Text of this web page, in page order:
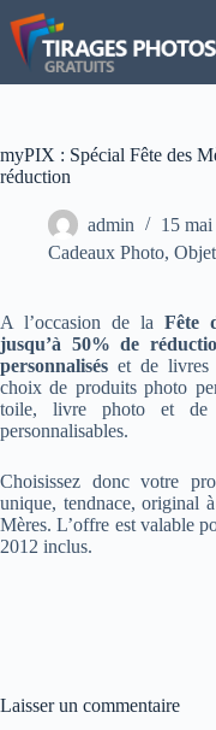
Passer
au
contenu
myPIX : Spécial Fête des
réduction
admin
15
Cadeaux Photo,
A l’occasion de la Fête
jusqu’à 50% de
personnalisés et de livres
choix de produits photo
toile, livre photo et de
personnalisables.
Choisissez donc votre
unique, tendnace, original
Mères. L’offre est valable
2012 inclus.
Laisser un commentaire